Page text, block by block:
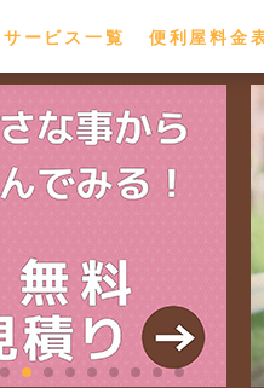
ービス一覧 便利屋料金